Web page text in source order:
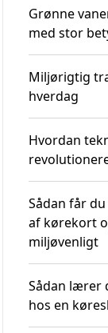
Grønne
med stor
Miljørigtig
hverdag
Hvordan
Sådan får
af kørekort
miljøvenligt
Sådan lærer
hos en